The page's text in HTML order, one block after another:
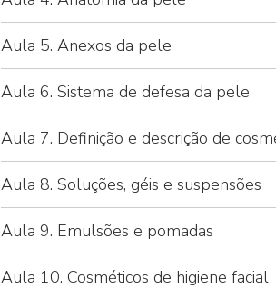
Aula 5. Anexos da pele
Aula 6. Sistema de defesa da pele
Aula 7. Definição e descrição de
Aula 8. Soluções, géis e suspensões
Aula 9. Emulsões e pomadas
Aula 10. Cosméticos de higiene facial